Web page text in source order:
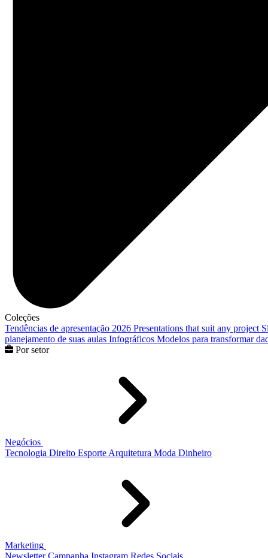
Coleções
Tendências de apresentação 2026 Presentations that suit any project
planejamento de suas aulas Infográficos Modelos para transformar
Por setor
Negócios
Tecnologia Direito Esporte Arquitetura Moda Dinheiro
Marketing
Newsletter Campanha Instagram Redes Sociais